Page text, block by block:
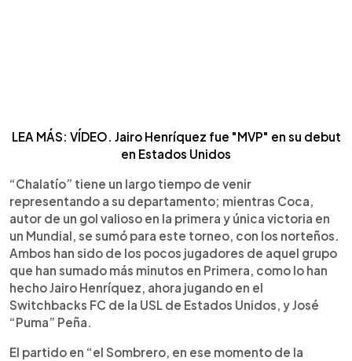
LEA MÁS: VÍDEO. Jairo Henríquez fue "MVP" en su debut
en Estados Unidos
“Chalatío” tiene un largo tiempo de venir
representando a su departamento; mientras Coca,
autor de un gol valioso en la primera y única victoria en
un Mundial, se sumó para este torneo, con los norteños.
Ambos han sido de los pocos jugadores de aquel grupo
que han sumado más minutos en Primera, como lo han
hecho Jairo Henríquez, ahora jugando en el
Switchbacks FC de la USL de Estados Unidos, y José
“Puma” Peña.
El partido en “el Sombrero, en ese momento de la